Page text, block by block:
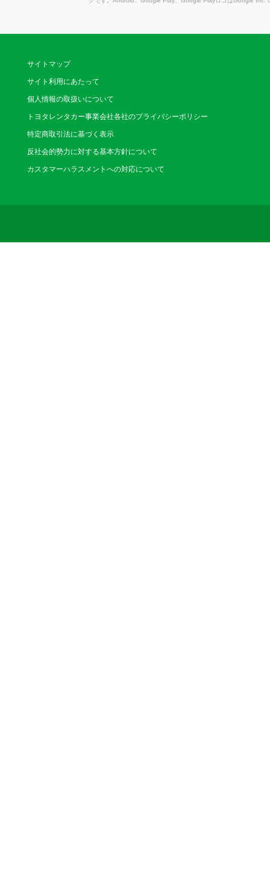
サイトマップ
サイト利用にあたって
個人情報の取扱いについて
トヨタレンタカー事業会社各社のプライバシーポリシー
特定商取引法に基づく表示
反社会的勢力に対する基本方針について
カスタマーハラスメントへの対応について